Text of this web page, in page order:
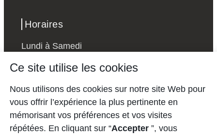
Horaires
Lundi à Samedi
24h sur 24
Nous contacter
bremakeys@yahoo.com
Ce site utilise les cookies
Nous utilisons des cookies sur notre site Web pour
vous offrir l’expérience la plus pertinente en
mémorisant vos préférences et vos visites
répétées. En cliquant sur “Accepter ”, vous